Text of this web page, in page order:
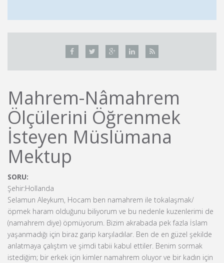
Mahrem-Nâmahrem
Ölçülerini Öğrenmek
İsteyen Müslümana
Mektup
SORU:
Şehir:Hollanda
Selamun Aleykum, Hocam ben namahrem ile tokalaşmak/
öpmek haram olduğunu biliyorum ve bu nedenle kuzenlerimi de
(namahrem diye) öpmüyorum. Bizim akrabada pek fazla İslam
yaşanmadığı için biraz garip karşıladılar. Ben de en güzel şekilde
anlatmaya çalıştım ve şimdi tabii kabul ettiler. Benim sormak
istediğim; bir erkek için kimler namahrem oluyor ve bir kadın için